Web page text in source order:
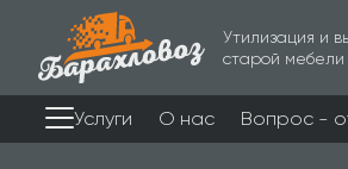
Утилизация и
старой мебели
Услуги О нас Вопрос -